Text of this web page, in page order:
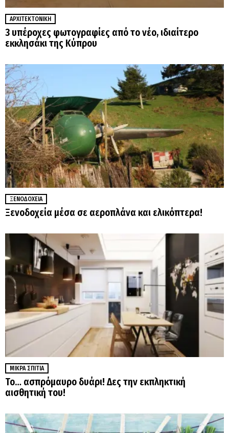
ΑΡΧΙΤΕΚΤΟΝΙΚΉ
3 υπέροχες φωτογραφίες από το νέο, ιδιαίτερο
εκκλησάκι της Κύπρου
ΞΕΝΟΔΟΧΕΊΑ
Ξενοδοχεία μέσα σε αεροπλάνα και ελικόπτερα!
ΜΙΚΡΆ ΣΠΊΤΙΑ
Το… ασπρόμαυρο δυάρι! Δες την εκπληκτική
αισθητική του!